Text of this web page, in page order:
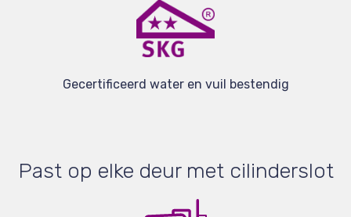
Gecertificeerd water en vuil bestendig
Past op elke deur met cilinderslot